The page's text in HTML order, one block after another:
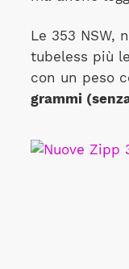
Le 353 NSW,
tubeless più
con un peso
grammi